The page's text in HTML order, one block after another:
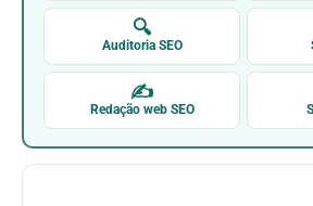
🔍
Auditoria SEO
✍
Redação web SEO